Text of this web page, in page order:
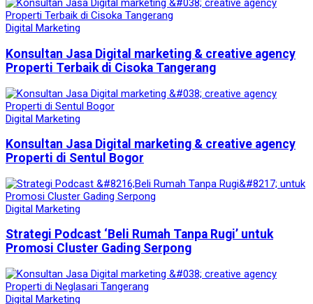
Digital Marketing
Konsultan Jasa Digital marketing & creative agency
Properti Terbaik di Cisoka Tangerang
Digital Marketing
Konsultan Jasa Digital marketing & creative agency
Properti di Sentul Bogor
Digital Marketing
Strategi Podcast ‘Beli Rumah Tanpa Rugi’ untuk
Promosi Cluster Gading Serpong
Digital Marketing